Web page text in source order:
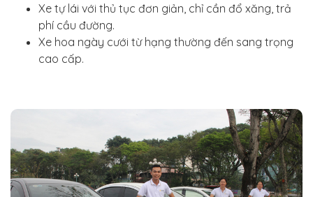
Xe tự lái với thủ tục đơn giản, chỉ cần đổ xăng, trả
phí cầu đường.
Xe hoa ngày cưới từ hạng thường đến sang trọng
cao cấp.